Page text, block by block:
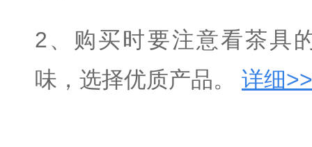
2、购买时要注意看茶具
味，选择优质产品。
详细>>